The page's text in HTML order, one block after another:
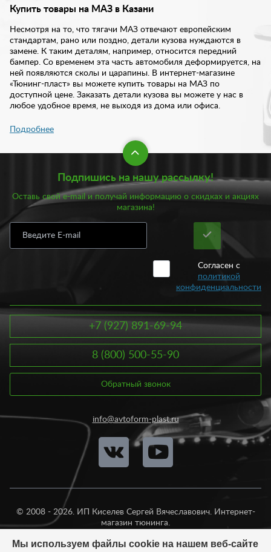
Купить товары на МАЗ в Казани
Несмотря на то, что тягачи МАЗ отвечают европейским
стандартам, рано или поздно, детали кузова нуждаются в
замене. К таким деталям, например, относится передний
бампер. Со временем эта часть автомобиля деформируется, на
ней появляются сколы и царапины. В интернет-магазине
«Тюнинг-пласт» вы можете купить товары на МАЗ по
доступной цене. Заказать детали кузова вы можете у нас в
любое удобное время, не выходя из дома или офиса.
В нашем интернет-магазине предложены товары для тягачей.
Это элементы экстерьера и интерьера. Достаточно перейти в
соответствующий раздел, чтобы получить полный перечень
товаров для конкретного тягача. В разделе МАЗ представлены
товары для этой модели тягачей. В частности, у нас вы всегда
можете купить передний бампер. Как известно, эта часть
автомобиля чаще всего подвержена деформации. Сколы и
царапины на переднем бампере появляются чаще всего. Не
стоит тянуть с заменой, приобретайте качественные изделия
для кузова в нашем интернет-магазине по доступной цене.
Купить товары МАЗ в Казани в нашем каталоге не составит
труда. Достаточно положить товар в корзину и оформить
заказ. Купить товары на МАЗ вы можете у нас от 13900
рублей. Все изделия отличаются высоким качеством и
надежностью. Если вы сомневаетесь в выборе, наши
специалисты помогут вам подобрать товары для МАЗ в
зависимости от целей и бюджета. Больше продукции для
тягачей вы найдете в общем разделе.
Подробнее
Подпишись на нашу рассылку!
Оставь свой e-mail и получай информацию о скидках и акциях
магазина!
Согласен с
политикой
конфиденциальности
+7 (927) 891-69-94
8 (800) 500-55-90
Обратный звонок
info@avtoform-plast.ru
© 2008 - 2026. ИП Киселев Сергей Вячеславович. Интернет-
магазин тюнинга.
Мы используем файлы cookie на нашем веб-сайте